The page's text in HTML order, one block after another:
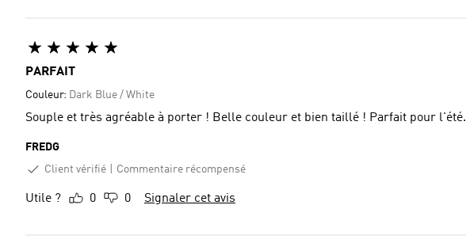
PARFAIT
Couleur: Dark Blue / White
Souple et très agréable à porter ! Belle couleur et bien taillé ! Parfait pour l'été.
FREDG
Client vérifié
Commentaire récompensé
Utile ? 0 0 Signaler cet avis